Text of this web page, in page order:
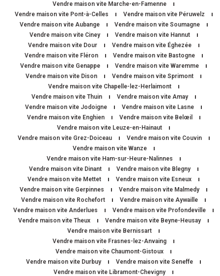
Vendre maison vite Marche-en-Famenne
Vendre maison vite Pont-à-Celles
Vendre maison vite Péruwelz
Vendre maison vite Aubange
Vendre maison vite Soumagne
Vendre maison vite Ciney
Vendre maison vite Hannut
Vendre maison vite Dour
Vendre maison vite Éghezée
Vendre maison vite Fléron
Vendre maison vite Bastogne
Vendre maison vite Genappe
Vendre maison vite Waremme
Vendre maison vite Dison
Vendre maison vite Sprimont
Vendre maison vite Chapelle-lez-Herlaimont
Vendre maison vite Thuin
Vendre maison vite Amay
Vendre maison vite Jodoigne
Vendre maison vite Lasne
Vendre maison vite Enghien
Vendre maison vite Belœil
Vendre maison vite Leuze-en-Hainaut
Vendre maison vite Grez-Doiceau
Vendre maison vite Couvin
Vendre maison vite Wanze
Vendre maison vite Ham-sur-Heure-Nalinnes
Vendre maison vite Dinant
Vendre maison vite Blegny
Vendre maison vite Mettet
Vendre maison vite Esneux
Vendre maison vite Gerpinnes
Vendre maison vite Malmedy
Vendre maison vite Rochefort
Vendre maison vite Aywaille
Vendre maison vite Anderlues
Vendre maison vite Profondeville
Vendre maison vite Theux
Vendre maison vite Beyne-Heusay
Vendre maison vite Bernissart
Vendre maison vite Frasnes-lez-Anvaing
Vendre maison vite Chaumont-Gistoux
Vendre maison vite Durbuy
Vendre maison vite Seneffe
Vendre maison vite Libramont-Chevigny